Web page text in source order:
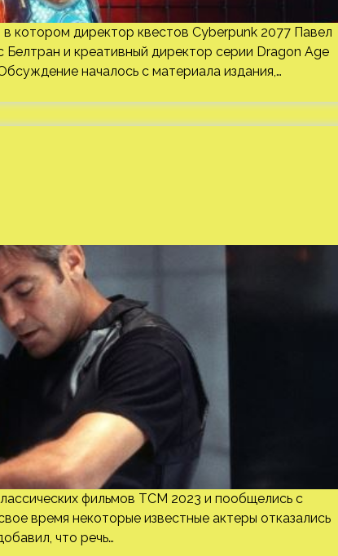
котором директор квестов Cyberpunk 2077 Павел
и креативный директор серии Dragon Age
началось с материала издания,…
фильмов TCM 2023 и пообщелись с
время некоторые известные актеры отказались
что речь…